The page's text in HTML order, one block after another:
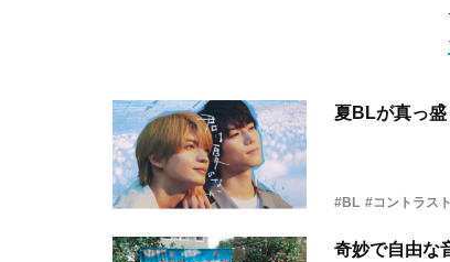
夏BLが真っ盛
#BL #コントラスト
奇妙で自由な